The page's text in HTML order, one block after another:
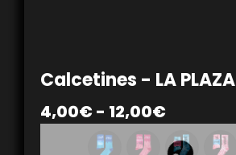
Calcetines - LA PLAZA
4,00€ - 12,00€